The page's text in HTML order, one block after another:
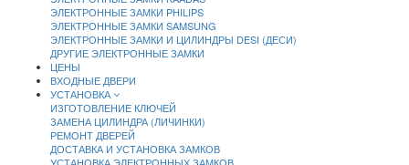
ЭЛЕКТРОННЫЕ ЗАМКИ PHILIPS
ЭЛЕКТРОННЫЕ ЗАМКИ SAMSUNG
ЭЛЕКТРОННЫЕ ЗАМКИ И ЦИЛИНДРЫ DESI (ДЕСИ)
ДРУГИЕ ЭЛЕКТРОННЫЕ ЗАМКИ
ЦЕНЫ
ВХОДНЫЕ ДВЕРИ
УСТАНОВКА
ИЗГОТОВЛЕНИЕ КЛЮЧЕЙ
ЗАМЕНА ЦИЛИНДРА (ЛИЧИНКИ)
РЕМОНТ ДВЕРЕЙ
ДОСТАВКА И УСТАНОВКА ЗАМКОВ